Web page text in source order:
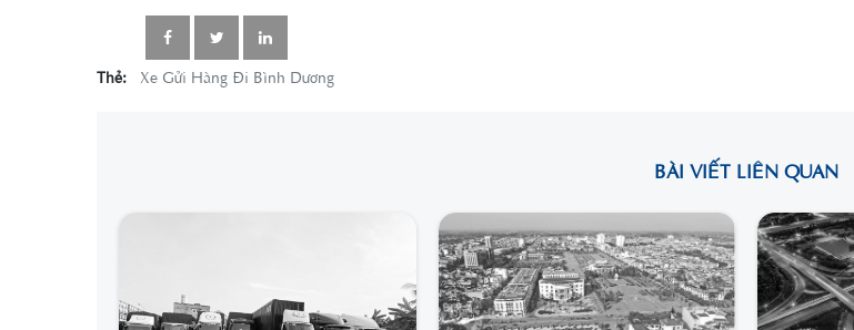
Thẻ: Xe Gửi Hàng Đi Bình Dương
BÀI VIẾT LIÊN QUAN